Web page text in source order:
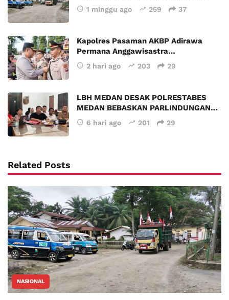
1 minggu ago 259 37
Kapolres Pasaman AKBP Adirawa
Permana Anggawisastra…
2 hari ago 203 29
LBH MEDAN DESAK POLRESTABES
MEDAN BEBASKAN PARLINDUNGAN…
6 hari ago 201 29
Related Posts
NASIONAL